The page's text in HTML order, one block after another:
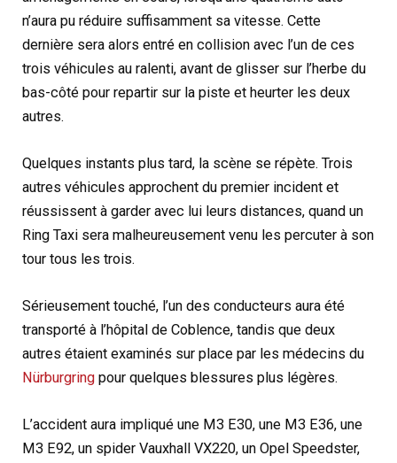
n’aura pu réduire suffisamment sa vitesse. Cette
dernière sera alors entré en collision avec l’un de ces
trois véhicules au ralenti, avant de glisser sur l’herbe du
bas-côté pour repartir sur la piste et heurter les deux
autres.
Quelques instants plus tard, la scène se répète. Trois
autres véhicules approchent du premier incident et
réussissent à garder avec lui leurs distances, quand un
Ring Taxi sera malheureusement venu les percuter à son
tour tous les trois.
Sérieusement touché, l’un des conducteurs aura été
transporté à l’hôpital de Coblence, tandis que deux
autres étaient examinés sur place par les médecins du
Nürburgring pour quelques blessures plus légères.
L’accident aura impliqué une M3 E30, une M3 E36, une
M3 E92, un spider Vauxhall VX220, un Opel Speedster,